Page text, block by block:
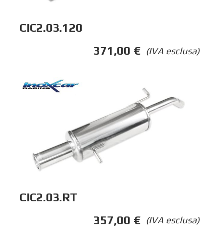
CIC2.03.120
(IVA esclusa)
371,00 €
CIC2.03.RT
(IVA esclusa)
357,00 €